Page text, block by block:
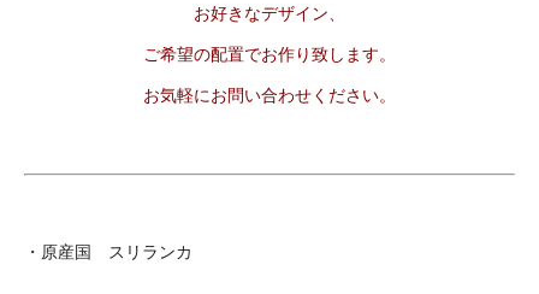
お好きなデザイン、
ご希望の配置でお作り致します。
お気軽にお問い合わせください。
・原産国 スリランカ